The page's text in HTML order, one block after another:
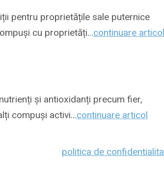
pentru proprietățile sale puternice
cu proprietăți...continuare articol
și antioxidanți precum fier,
compuși activi...continuare articol
politica de